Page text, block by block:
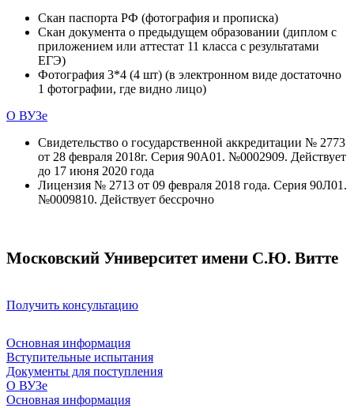
Скан паспорта РФ (фотография и прописка)
Скан документа о предыдущем образовании (диплом с
приложением или аттестат 11 класса с результатами
ЕГЭ)
Фотография 3*4 (4 шт) (в электронном виде достаточно
1 фотографии, где видно лицо)
О ВУЗе
Свидетельство о государственной аккредитации № 2773
от 28 февраля 2018г. Серия 90А01. №0002909. Действует
до 17 июня 2020 года
Лицензия № 2713 от 09 февраля 2018 года. Серия 90Л01.
№0009810. Действует бессрочно
Московский Университет имени С.Ю. Витте
Получить консультацию
Основная информация
Вступительные испытания
Документы для поступления
О ВУЗе
Основная информация